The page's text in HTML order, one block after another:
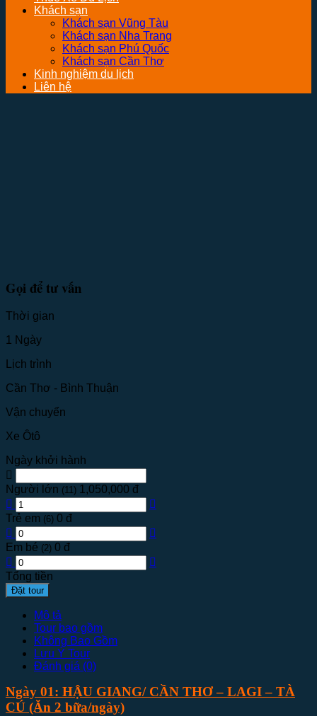
Khách sạn
Khách sạn Vũng Tàu
Khách sạn Nha Trang
Khách sạn Phú Quốc
Khách sạn Cần Thơ
Kinh nghiệm du lịch
Liên hệ
Gọi để tư vấn
Thời gian
1 Ngày
Lịch trình
Cần Thơ - Bình Thuận
Vận chuyển
Xe Ôtô
Ngày khởi hành
Người lớn (11) 1,050,000 đ
Trẻ em (6) 0 đ
Em bé (2) 0 đ
Tổng tiền
Đặt tour
Mô tả
Tour bao gồm
Không Bao Gồm
Lưu Ý Tour
Đánh giá (0)
Ngày 01: HẬU GIANG/ CẦN THƠ – LAGI – TÀ
CÚ (Ăn 2 bữa/ngày)